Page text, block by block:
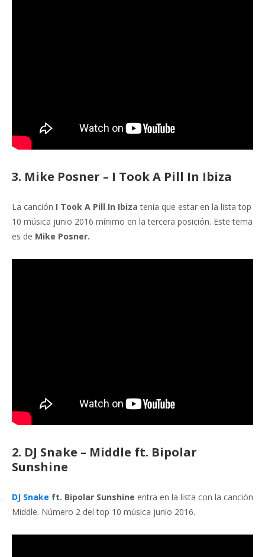
3. Mike Posner – I Took A Pill In Ibiza
La canción I Took A Pill In Ibizatenía que estar en la lista top
10 música junio 2016 mínimo en la tercera posición. Este tema
es de Mike Posner.
2. DJ Snake – Middle ft. Bipolar
Sunshine
DJ Snake ft. Bipolar Sunshine entra en la lista con la canción
Middle. Número 2 del top 10 música junio 2016.